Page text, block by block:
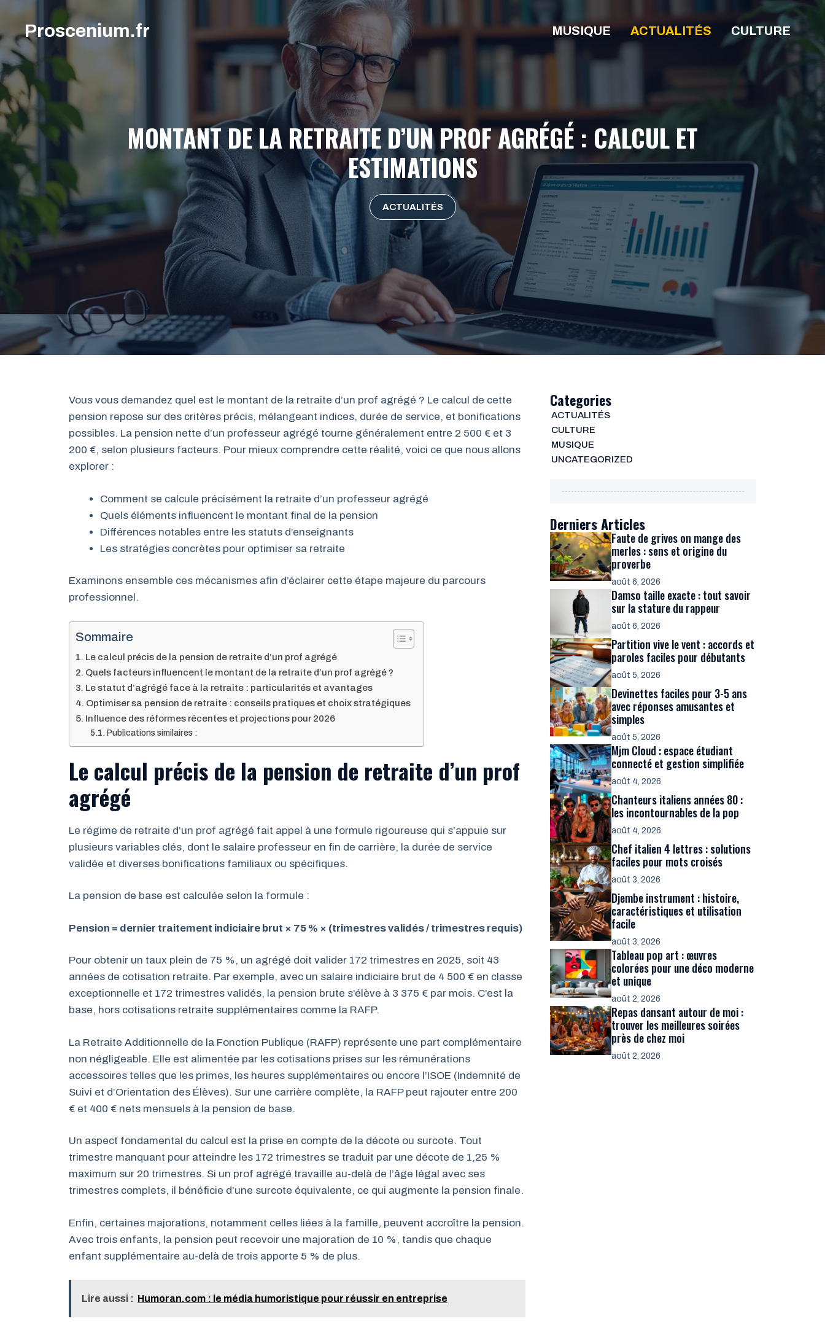
contenu
Proscenium.fr MUSIQUE ACTUALITÉS CULTURE
MONTANT DE LA RETRAITE D’UN PROF AGRÉGÉ : CALCUL ET
ESTIMATIONS
ACTUALITÉS
Vous vous demandez quel est le montant de la retraite d’un prof agrégé ? Le calcul de cette
pension repose sur des critères précis, mélangeant indices, durée de service, et bonifications
possibles. La pension nette d’un professeur agrégé tourne généralement entre 2 500 € et 3
200 €, selon plusieurs facteurs. Pour mieux comprendre cette réalité, voici ce que nous allons
explorer :
Comment se calcule précisément la retraite d’un professeur agrégé
Quels éléments influencent le montant final de la pension
Différences notables entre les statuts d’enseignants
Les stratégies concrètes pour optimiser sa retraite
Examinons ensemble ces mécanismes afin d’éclairer cette étape majeure du parcours
professionnel.
Sommaire
Le calcul précis de la pension de retraite d’un prof agrégé
Quels facteurs influencent le montant de la retraite d’un prof agrégé ?
Le statut d’agrégé face à la retraite : particularités et avantages
Optimiser sa pension de retraite : conseils pratiques et choix stratégiques
Influence des réformes récentes et projections pour 2026
Publications similaires :
Le calcul précis de la pension de retraite d’un prof
agrégé
Le régime de retraite d’un prof agrégé fait appel à une formule rigoureuse qui s’appuie sur
plusieurs variables clés, dont le salaire professeur en fin de carrière, la durée de service
validée et diverses bonifications familiaux ou spécifiques.
La pension de base est calculée selon la formule :
Pension = dernier traitement indiciaire brut × 75 % × (trimestres validés / trimestres requis)
Pour obtenir un taux plein de 75 %, un agrégé doit valider 172 trimestres en 2025, soit 43
années de cotisation retraite. Par exemple, avec un salaire indiciaire brut de 4 500 € en classe
exceptionnelle et 172 trimestres validés, la pension brute s’élève à 3 375 € par mois. C’est la
base, hors cotisations retraite supplémentaires comme la RAFP.
La Retraite Additionnelle de la Fonction Publique (RAFP) représente une part complémentaire
non négligeable. Elle est alimentée par les cotisations prises sur les rémunérations
accessoires telles que les primes, les heures supplémentaires ou encore l’ISOE (Indemnité de
Suivi et d’Orientation des Élèves). Sur une carrière complète, la RAFP peut rajouter entre 200
€ et 400 € nets mensuels à la pension de base.
Un aspect fondamental du calcul est la prise en compte de la décote ou surcote. Tout
trimestre manquant pour atteindre les 172 trimestres se traduit par une décote de 1,25 %
maximum sur 20 trimestres. Si un prof agrégé travaille au-delà de l’âge légal avec ses
trimestres complets, il bénéficie d’une surcote équivalente, ce qui augmente la pension finale.
Enfin, certaines majorations, notamment celles liées à la famille, peuvent accroître la pension.
Avec trois enfants, la pension peut recevoir une majoration de 10 %, tandis que chaque
enfant supplémentaire au-delà de trois apporte 5 % de plus.
Lire aussi : Humoran.com : le média humoristique pour réussir en entreprise
Categories
ACTUALITÉS
CULTURE
MUSIQUE
UNCATEGORIZED
Derniers Articles
Faute de grives on mange des
merles : sens et origine du
proverbe
août 6, 2026
Damso taille exacte : tout savoir
sur la stature du rappeur
août 6, 2026
Partition vive le vent : accords et
paroles faciles pour débutants
août 5, 2026
Devinettes faciles pour 3-5 ans
avec réponses amusantes et
simples
août 5, 2026
Mjm Cloud : espace étudiant
connecté et gestion simplifiée
août 4, 2026
Chanteurs italiens années 80 :
les incontournables de la pop
août 4, 2026
Chef italien 4 lettres : solutions
faciles pour mots croisés
août 3, 2026
Djembe instrument : histoire,
caractéristiques et utilisation
facile
août 3, 2026
Tableau pop art : œuvres
colorées pour une déco moderne
et unique
août 2, 2026
Repas dansant autour de moi :
trouver les meilleures soirées
près de chez moi
août 2, 2026